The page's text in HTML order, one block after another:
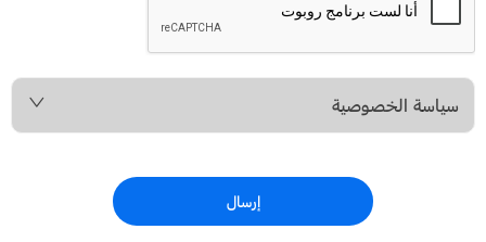
سياسة الخصوصية
إرسال